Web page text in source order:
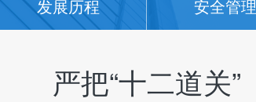
发展历程 安全管理
严把“十二道关”